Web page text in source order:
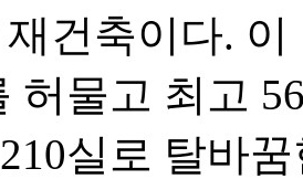
건축이다.
허물고 최고
실로 탈바